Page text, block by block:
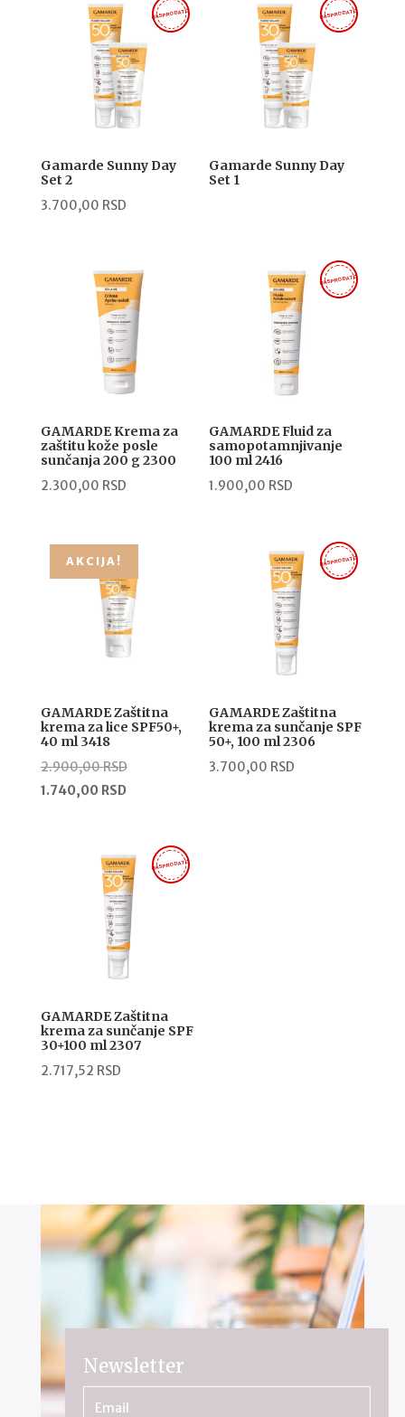
RASPRODATO
Gamarde Sunny Day
Set 2
3.700,00 RSD
RASPRODATO
Gamarde Sunny Day
Set 1
GAMARDE Krema za
zaštitu kože posle
sunčanja 200 g 2300
2.300,00 RSD
RASPRODATO
GAMARDE Fluid za
samopotamnjivanje
100 ml 2416
1.900,00 RSD
AKCIJA!
GAMARDE Zaštitna
krema za lice SPF50+,
40 ml 3418
2.900,00RSDOriginalna
cena
2.900,00 RSD.
1.740,00 RSDTrenutna
1.740,00 RSD.
RASPRODATO
GAMARDE Zaštitna
krema za sunčanje SPF
50+, 100 ml 2306
3.700,00 RSD
RASPRODATO
GAMARDE Zaštitna
krema za sunčanje SPF
30+100 ml 2307
2.717,52 RSD
Newsletter